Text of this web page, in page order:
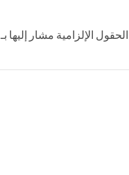
الحقول الإلزامية مشار إليها بـ